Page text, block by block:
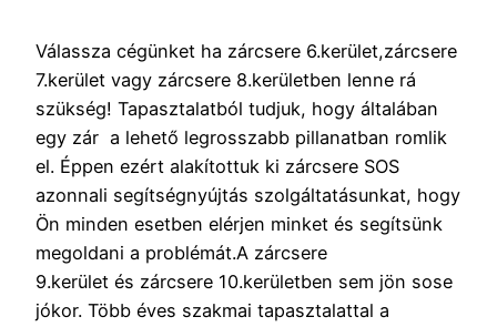
Válassza cégünket ha zárcsere 6.kerület,zárcsere
7.kerület vagy zárcsere 8.kerületben lenne rá
szükség! Tapasztalatból tudjuk, hogy általában
egy zár a lehető legrosszabb pillanatban romlik
el. Éppen ezért alakítottuk ki zárcsere SOS
azonnali segítségnyújtás szolgáltatásunkat, hogy
Ön minden esetben elérjen minket és segítsünk
megoldani a problémát.A zárcsere
9.kerület és zárcsere 10.kerületben sem jön sose
jókor. Több éves szakmai tapasztalattal a